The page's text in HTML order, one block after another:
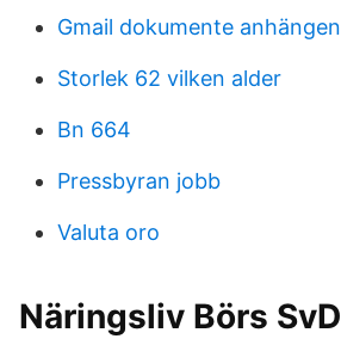
Gmail dokumente anhängen
Storlek 62 vilken alder
Bn 664
Pressbyran jobb
Valuta oro
Näringsliv Börs SvD